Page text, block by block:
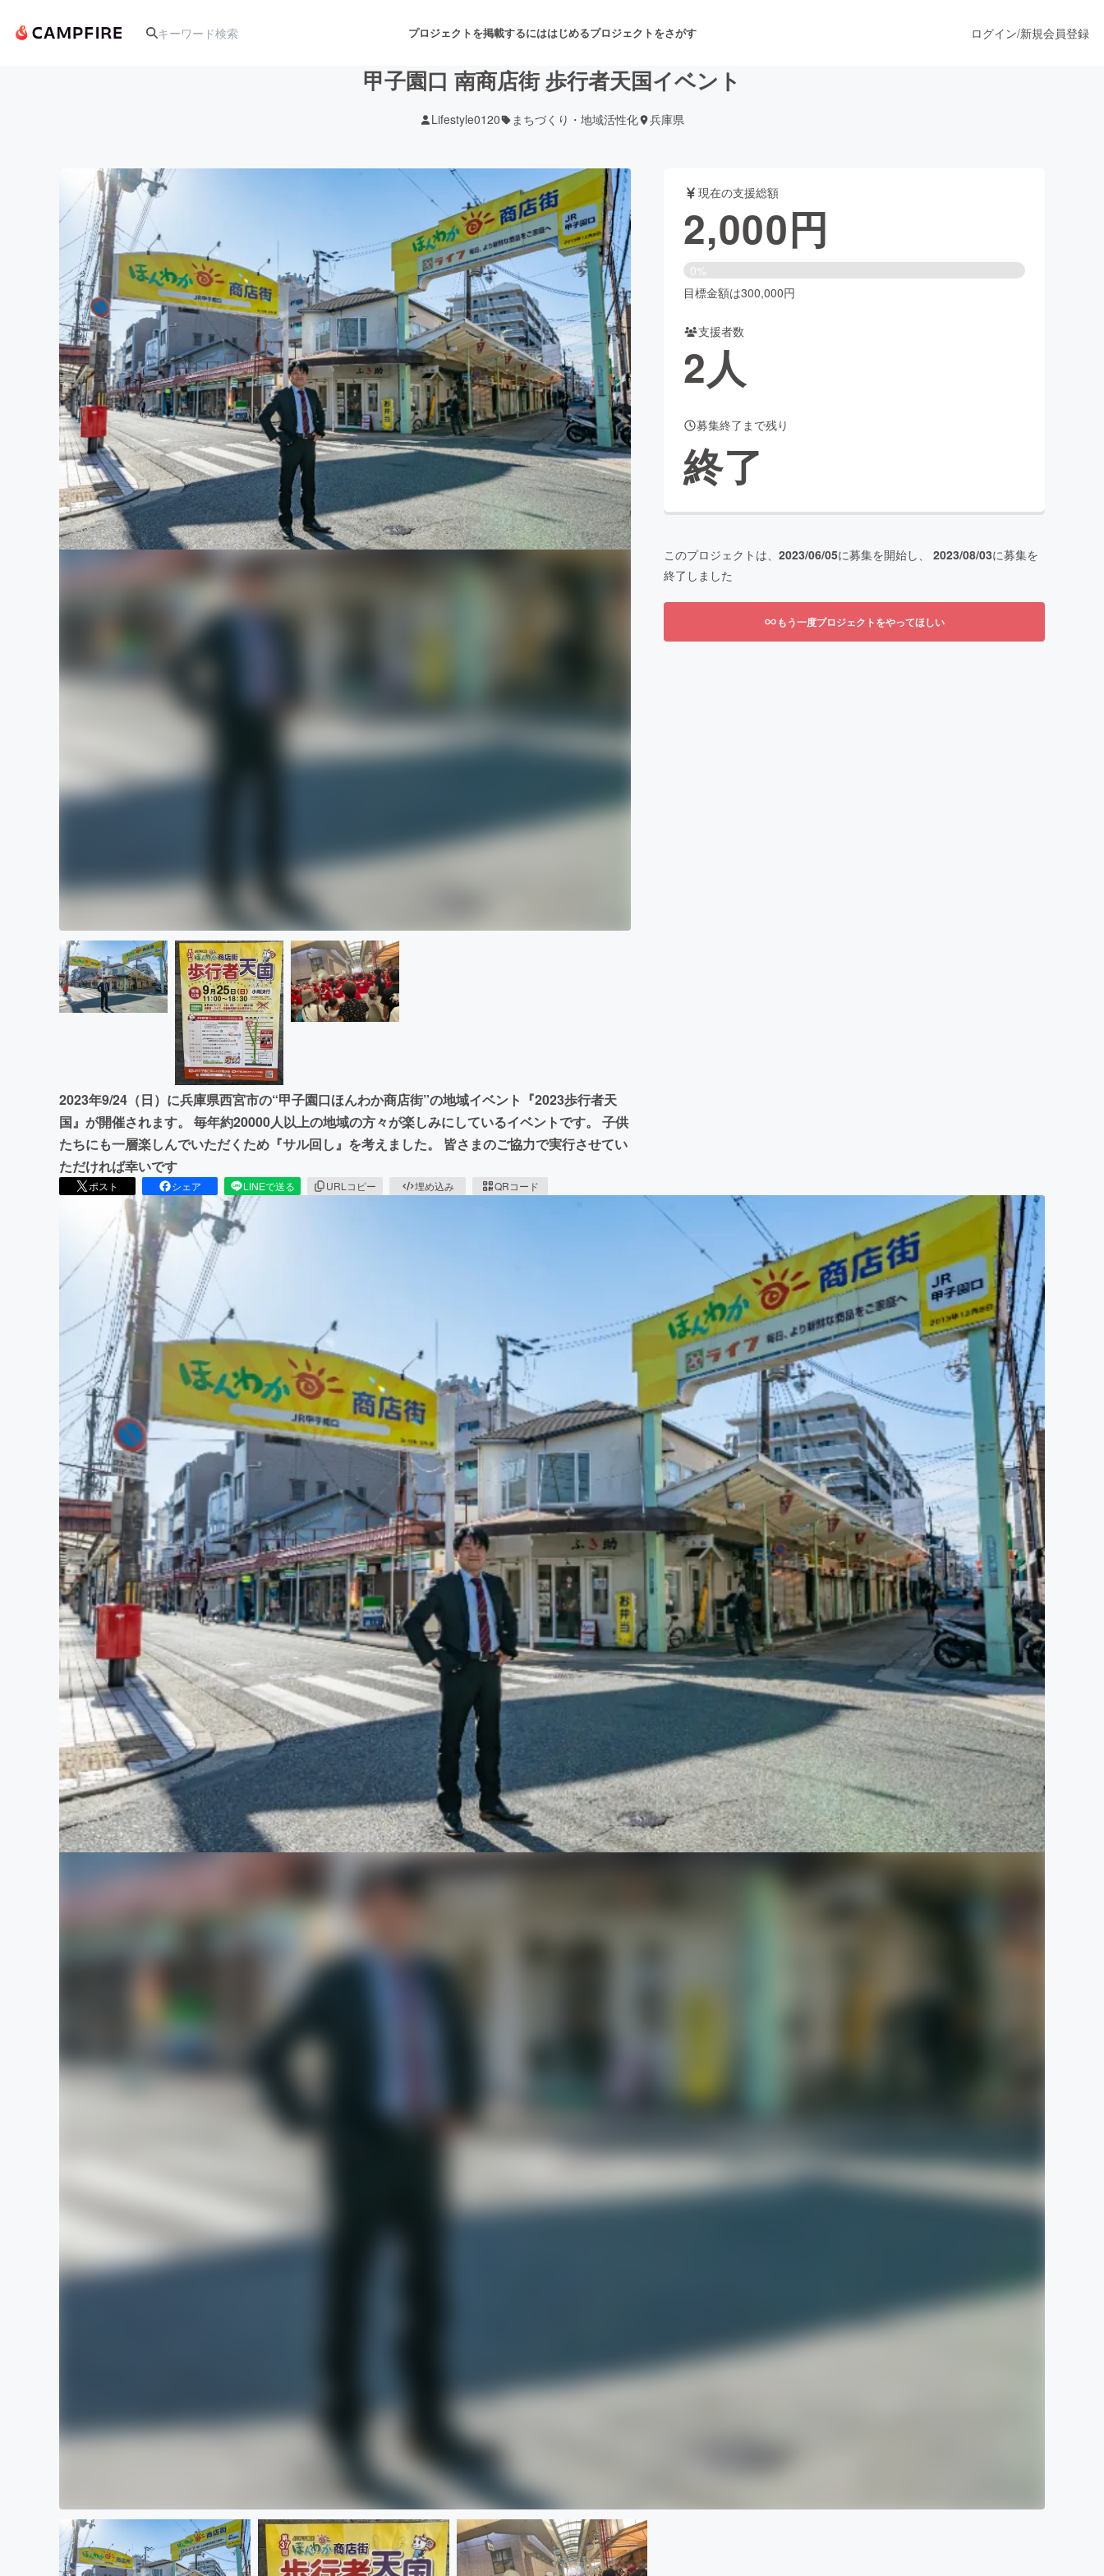
プロジェクトを掲載するにははじめるプロジェクトをさがす
舞台・パフォーマンス
テクノロジー・ガジェット ゲーム・サービス開発 フード・飲食店
映像・映画 書籍・雑誌出版 アニメ・漫画
ビジネス・起業 チャレンジ ビューティー・ヘルスケア
まちづくり・地域活性化
CAMPFIRE for Social GoodCAMPFIRE Creation
CAMPFIREふるさと納税machi-yaコミュニティ
ログイン/新規会員登録
甲子園口 南商店街 歩行者天国イベント
Lifestyle0120 まちづくり・地域活性化 兵庫県
2023年9/24（日）に兵庫県西宮市の“甲子園口ほんわか商店街”の地域イベント『2023歩行者天
国』が開催されます。 毎年約20000人以上の地域の方々が楽しみにしているイベントです。 子供
たちにも一層楽しんでいただくため『サル回し』を考えました。 皆さまのご協力で実行させてい
ただければ幸いです
ポスト シェア LINEで送る URLコピー 埋め込み QRコード
現在の支援総額
2,000円
0%
目標金額は300,000円
支援者数
2人
募集終了まで残り
終了
このプロジェクトは、 2023/06/05に募集を開始し、 2023/08/03に募集を
終了しました
もう一度プロジェクトをやってほしい